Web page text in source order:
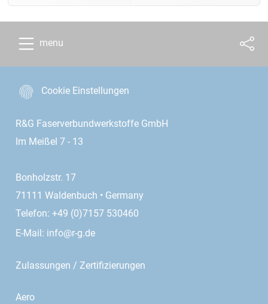
menu
Cookie Einstellungen
R&G Faserverbundwerkstoffe GmbH
Im Meißel 7 - 13
Bonholzstr. 17
71111 Waldenbuch • Germany
Telefon: +49 (0)7157 530460
E-Mail: info@r-g.de
Zulassungen / Zertifizierungen
Aero